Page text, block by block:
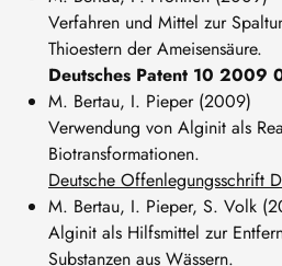
Verfahren und Mittel zur
Thioestern der Ameisensäure.
Deutsches Patent 10 2009
M. Bertau, I. Pieper (2009)
Verwendung von Alginit als
Biotransformationen.
Deutsche Offenlegungsschrift
M. Bertau, I. Pieper, S. Volk
Alginit als Hilfsmittel zur
Substanzen aus Wässern.